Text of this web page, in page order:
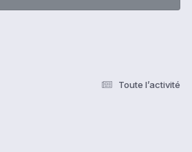
Toute l’activité